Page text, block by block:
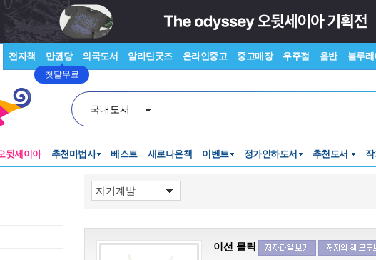
전자책 만권당
첫달무료
외국도서 알라딘굿즈 온라인중고 중고매장 우주점 음반 블루레
국내도서
뒷세이아 추천마법사 베스트 새로나온책 이벤트 정가인하도서 추천도서
이선 몰릭